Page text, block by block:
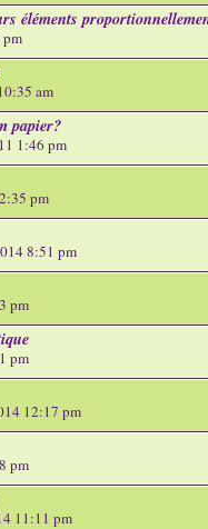
éléments
pm
am
papier?
1:46 pm
pm
8:51 pm
pm
pm
12:17 pm
pm
11:11 pm